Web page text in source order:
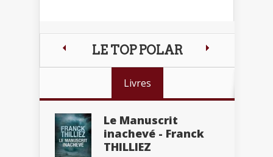
LE TOP POLAR
Livres
Le Manuscrit
inachevé - Franck
THILLIEZ